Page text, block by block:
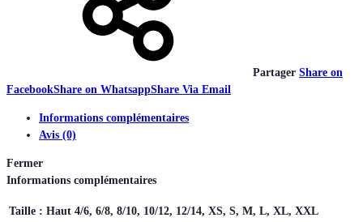
Partager Share on
FacebookShare on WhatsappShare Via Email
Informations complémentaires
Avis (0)
Fermer
Informations complémentaires
Taille : Haut 4/6, 6/8, 8/10, 10/12, 12/14, XS, S, M, L, XL, XXL